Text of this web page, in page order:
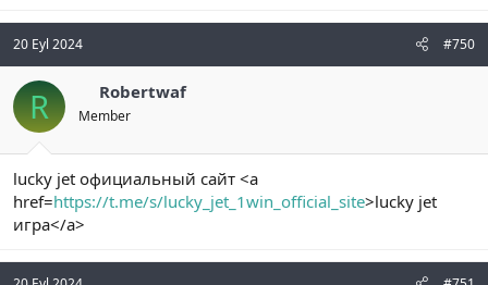
20 Eyl 2024 #750
R Robertwaf
Member
lucky jet официальный сайт <a
href=https://t.me/s/lucky_jet_1win_official_site>lucky jet
игра</a>